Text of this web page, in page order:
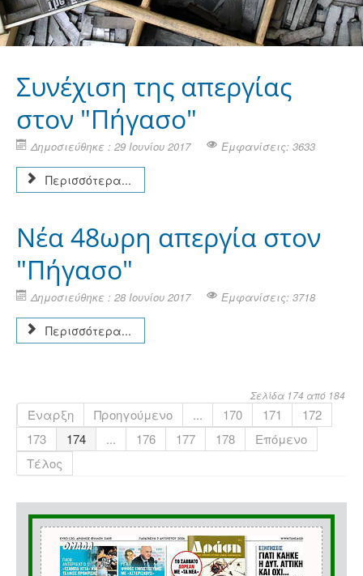
Συνέχιση της απεργίας
στον "Πήγασο"
Δημοσιεύθηκε : 29 Ιουνίου 2017 Εμφανίσεις: 3633
Περισσότερα...
Νέα 48ωρη απεργία στον
"Πήγασο"
Δημοσιεύθηκε : 28 Ιουνίου 2017 Εμφανίσεις: 3718
Περισσότερα...
Σελίδα 174 από 184
Έναρξη Προηγούμενο ... 170 171
172
173
174 ... 176 177 178
Επόμενο
Τέλος